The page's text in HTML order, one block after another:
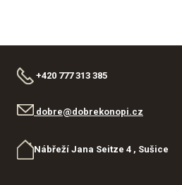
+420 777 313 385
dobre@dobrekonopi.cz
Nábřeží Jana Seitze 4 , Sušice